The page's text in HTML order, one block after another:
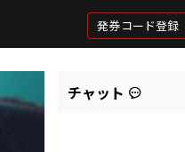
発券コード登録
チャット